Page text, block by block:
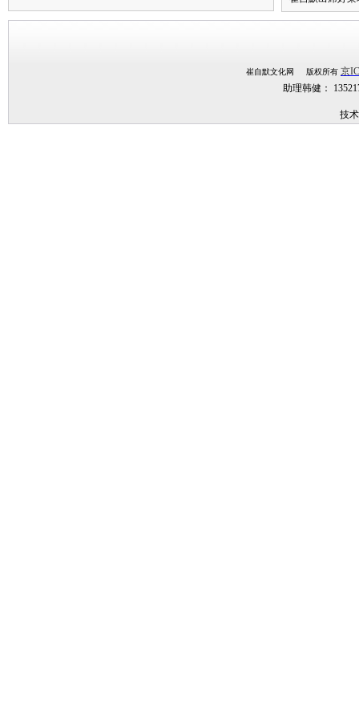
崔自默文化网 版权所有 京
助理韩健：
技